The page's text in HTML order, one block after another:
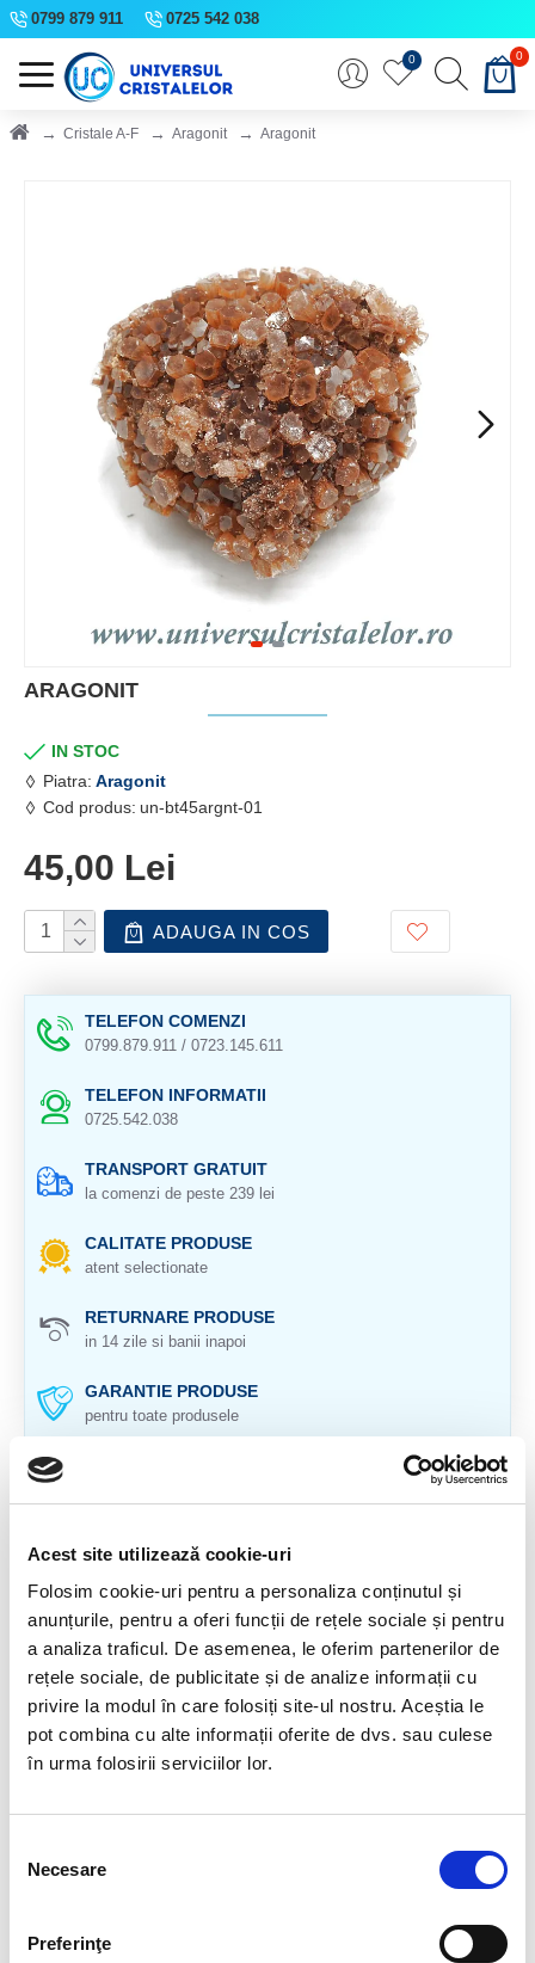
Acest site utilizează cookie-uri
Folosim cookie-uri pentru a personaliza conținutul și
anunțurile, pentru a oferi funcții de rețele sociale și pentru
a analiza traficul. De asemenea, le oferim partenerilor de
rețele sociale, de publicitate și de analize informații cu
privire la modul în care folosiți site-ul nostru. Aceștia le
pot combina cu alte informații oferite de dvs. sau culese
în urma folosirii serviciilor lor.
consimțământului
Necesare
Preferinţe
0799 879 911 0725 542 038
0 0
Cristale A-F Aragonit Aragonit
ARAGONIT
IN STOC
Piatra: Aragonit
Cod produs: un-bt45argnt-01
45,00 Lei
ADAUGA IN COS
TELEFON COMENZI
0799.879.911 / 0723.145.611
TELEFON INFORMATII
0725.542.038
TRANSPORT GRATUIT
la comenzi de peste 239 lei
CALITATE PRODUSE
atent selectionate
RETURNARE PRODUSE
in 14 zile si banii inapoi
GARANTIE PRODUSE
pentru toate produsele
DESCRIERE PRODUS
Cristal natural 100 %.
Culoare poate diferi usor, in functie de rezolutia
mobilului/tableteli/laptopului dumneavoastra.
blocate,chiar si de la mare distanta. Datorita capacitatii sale
de a centra energiile fizice, este foarte util in perioadele de
asupra sarcinii curente si confera flexibilitate si toleranta
La nivel emotional, aragonitul alunga mania si stresul